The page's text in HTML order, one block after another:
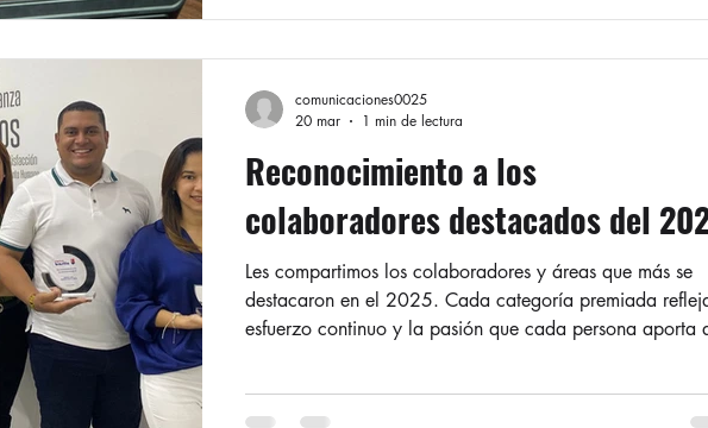
Salón Jumbo del Country Club, de manos de las
de esta entidad, que se desta
Reconocimiento a los
colaboradores destacados del
Les compartimos los colaboradores y áreas que más se
destacaron en el 2025. Cada categoría premiada
esfuerzo continuo y la pasión que cada persona aporta
personas que, al promediar la evaluación de
comunicaciones0025
20 mar
1 min de lectura